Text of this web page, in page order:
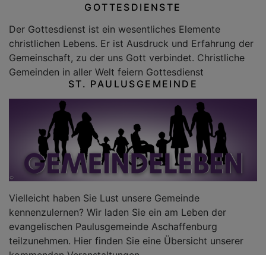
GOTTESDIENSTE
Der Gottesdienst ist ein wesentliches Elemente
christlichen Lebens. Er ist Ausdruck und Erfahrung der
Gemeinschaft, zu der uns Gott verbindet. Christliche
Gemeinden in aller Welt feiern Gottesdienst
ST. PAULUSGEMEINDE
Vielleicht haben Sie Lust unsere Gemeinde
kennenzulernen? Wir laden Sie ein am Leben der
evangelischen Paulusgemeinde Aschaffenburg
teilzunehmen. Hier finden Sie eine Übersicht unserer